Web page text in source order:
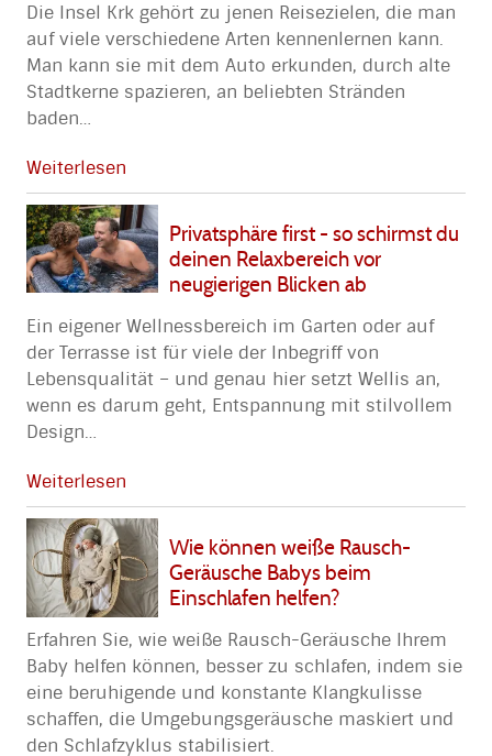
Die Insel Krk gehört zu jenen Reisezielen, die man
auf viele verschiedene Arten kennenlernen kann.
Man kann sie mit dem Auto erkunden, durch alte
Stadtkerne spazieren, an beliebten Stränden
baden…
Weiterlesen
Privatsphäre first - so schirmst du
deinen Relaxbereich vor
neugierigen Blicken ab
Ein eigener Wellnessbereich im Garten oder auf
der Terrasse ist für viele der Inbegriff von
Lebensqualität – und genau hier setzt Wellis an,
wenn es darum geht, Entspannung mit stilvollem
Design…
Weiterlesen
Wie können weiße Rausch-
Geräusche Babys beim
Einschlafen helfen?
Erfahren Sie, wie weiße Rausch-Geräusche Ihrem
Baby helfen können, besser zu schlafen, indem sie
eine beruhigende und konstante Klangkulisse
schaffen, die Umgebungsgeräusche maskiert und
den Schlafzyklus stabilisiert.